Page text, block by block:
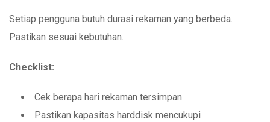
Setiap pengguna butuh durasi rekaman yang berbeda.
Pastikan sesuai kebutuhan.
Checklist:
Cek berapa hari rekaman tersimpan
Pastikan kapasitas harddisk mencukupi